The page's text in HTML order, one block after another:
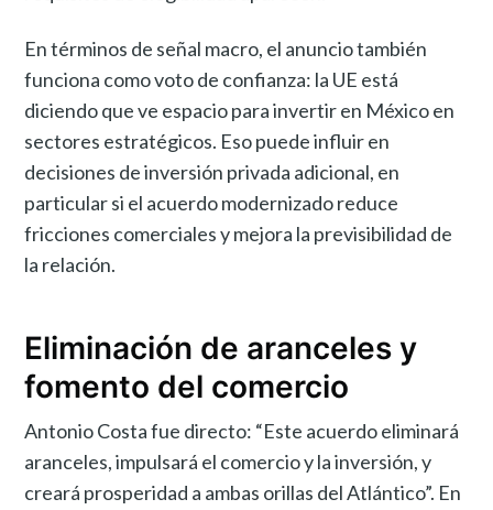
En términos de señal macro, el anuncio también
funciona como voto de confianza: la UE está
diciendo que ve espacio para invertir en México en
sectores estratégicos. Eso puede influir en
decisiones de inversión privada adicional, en
particular si el acuerdo modernizado reduce
fricciones comerciales y mejora la previsibilidad de
la relación.
Eliminación de aranceles y
fomento del comercio
Antonio Costa fue directo: “Este acuerdo eliminará
aranceles, impulsará el comercio y la inversión, y
creará prosperidad a ambas orillas del Atlántico”. En